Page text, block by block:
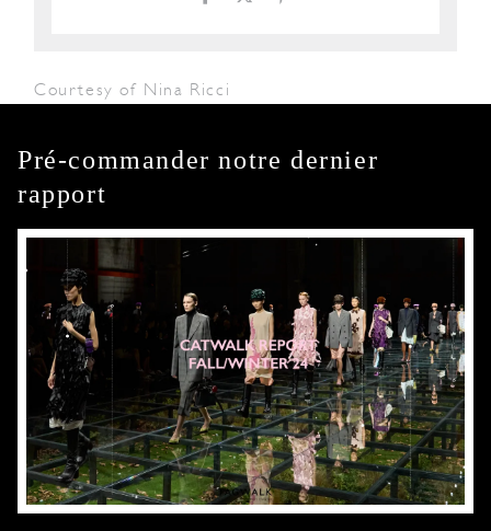
Courtesy of Nina Ricci
Pré-commander notre dernier
rapport